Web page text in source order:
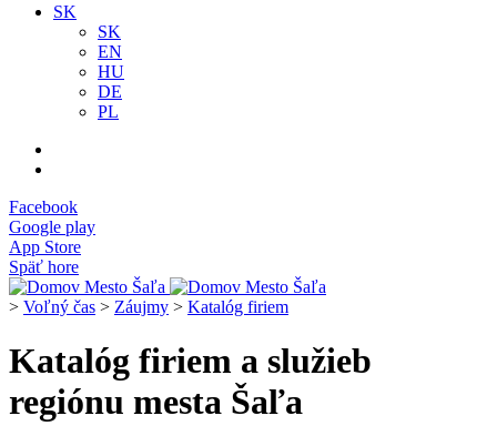
SK
SK
EN
HU
DE
PL
Facebook
Google play
App Store
Späť hore
> Voľný čas > Záujmy > Katalóg firiem
Katalóg firiem a služieb
regiónu mesta Šaľa